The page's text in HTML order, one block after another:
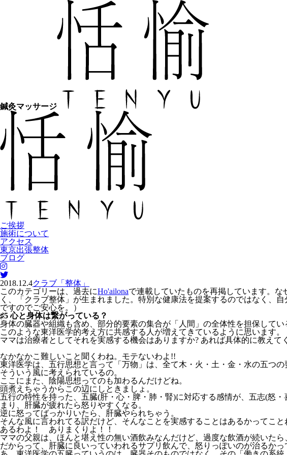
鍼灸マッサージ
ご挨拶
施術について
アクセス
東京出張整体
ブログ
2018.12.4クラブ「整体」
このカテゴリーは、過去にHo'ailonaで連載していたものを再掲しています。
く、「クラブ整体」が生まれました。特別な健康法を提案するのではなく、
ですのでご安心を。）
♯5 心と身体は繋がっている？
身体の臓器や組織も含め、部分的要素の集合が「人間」の全体性を担保して
このような東洋医学的考え方に共感する人が増えてきているように思います。
ママは治療者としてそれを実感する機会はありますか? あれば具体的に教えて
なかなかこ難しいこと聞くわね。モテないわよ!!
東洋医学は、五行思想と言って「万物」は、全て木・火・土・金・水の五つ
そういう風に考えられているの。
ここにまた、陰陽思想ってのも加わるんだけどね。
頭煮えちゃうからこの辺にしときましょ。
五行の特性を持った、五臓(肝・心・脾・肺・腎)に対応する感情が、五志(怒
まり、肝臓が疲れたら怒りやすくなる。
逆に怒ってばっかりいたら、肝臓やられちゃう。
そんな風に言われてる訳だけど、そんなことを実感することはあるかってこと
あるわよ！ ありまくりよ！！
ママの父親は、ほんと堪え性の無い酒飲みなんだけど、過度な飲酒が続いた
だからって、肝臓に良いっていわれるサプリ飲んで、怒りっぽいのが治るか